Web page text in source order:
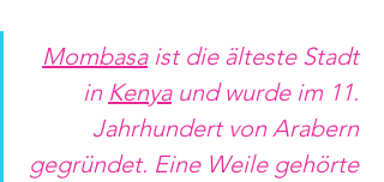
Mombasa ist die älteste Stadt
in Kenya und wurde im 11.
Jahrhundert von Arabern
gegründet. Eine Weile gehörte